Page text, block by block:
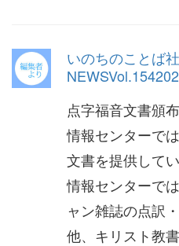
いのちのことば
点字福音文書頒
情報センターで
文書を提供して
情報センターで
ャン雑誌の点訳
他、キリスト教